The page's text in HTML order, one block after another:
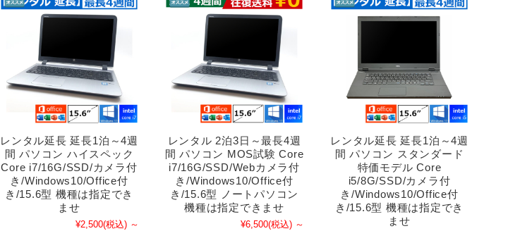
レンタル延長 延長1泊～4週
間 パソコン ハイスペック
Core i7/16G/SSD/カメラ付
き/Windows10/Office付
き/15.6型 機種は指定でき
ませ
¥2,500(税込) ～
レンタル 2泊3日～最長4週
間 パソコン MOS試験 Core
i7/16G/SSD/Webカメラ付
き/Windows10/Office付
き/15.6型 ノートパソコン
機種は指定できませ
¥6,500(税込) ～
レンタル延長 延長1泊～4週
間 パソコン スタンダード
特価モデル Core
i5/8G/SSD/カメラ付
き/Windows10/Office付
き/15.6型 機種は指定でき
ませ